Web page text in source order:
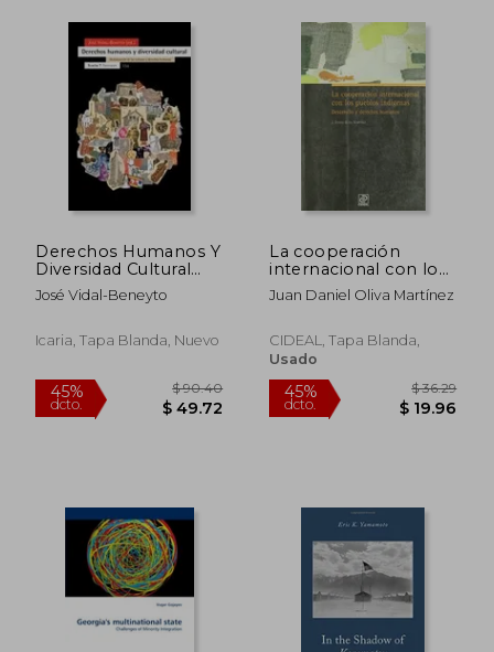
45%
dcto. $ 66.69
45%
Derechos Humanos Y
Diversidad Cultural
(Antrazyt)
José Vidal-Beneyto
Icaria, Tapa Blanda, Nuevo
La cooperación
internacional con los
pueblos indígenas:
Desarrollo y derechos
Juan Daniel Oliva Martínez
CIDEAL, Tapa Blanda,
Usado